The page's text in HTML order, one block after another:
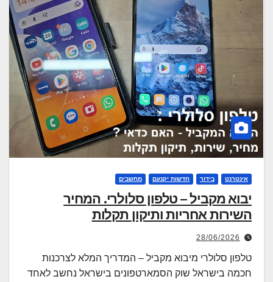
סמן קישורים
לאפס את כל האפשרויות
cached
אינטרנט בידור חדשות יקנעם מחשבים
יבוא מקביל – טלפון סלולרי. המחיר
השירות אחריות ותיקון תקלות
28/06/2026
טלפון סלולרי מיבוא מקביל – המדריך המלא לצרכנות
חכמה בישראל שוק הסמארטפונים בישראל נחשב לאחד